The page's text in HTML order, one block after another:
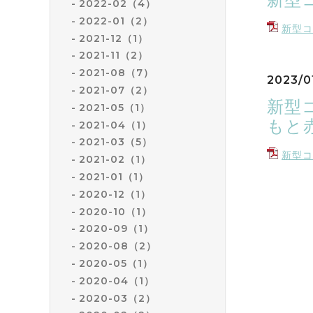
2022-02（4）
2022-01（2）
2021-12（1）
2021-11（2）
2021-08（7）
2021-07（2）
2021-05（1）
2021-04（1）
2021-03（5）
2021-02（1）
2021-01（1）
2020-12（1）
2020-10（1）
2020-09（1）
2020-08（2）
2020-05（1）
2020-04（1）
2020-03（2）
新型
2023/
新型
もと
新型